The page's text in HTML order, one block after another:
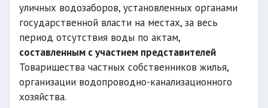
недопоставки
ограничения
учет полученной
уличных водозаборов, установленных органами
государственной власти на местах, за весь
период отсутствия воды по актам,
составленным с участием представителей
Товарищества частных собственников жилья,
организации водопроводно-канализационного
хозяйства.